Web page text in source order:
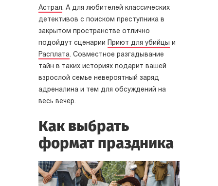
Астрал. А для любителей классических
детективов с поиском преступника в
закрытом пространстве отлично
подойдут сценарии Приют для убийцы и
Расплата. Совместное разгадывание
тайн в таких историях подарит вашей
взрослой семье невероятный заряд
адреналина и тем для обсуждений на
весь вечер.
Как выбрать
формат праздника